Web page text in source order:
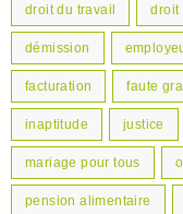
droit du travail droit
démission
facturation faute
inaptitude justice
mariage pour tous
pension alimentaire